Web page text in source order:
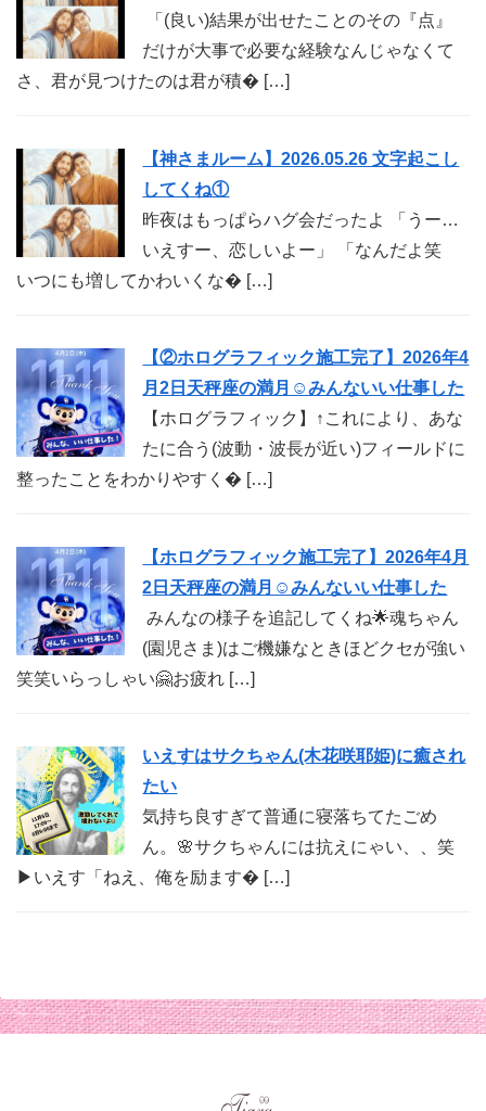
「(良い)結果が出せたことのその『点』
だけが大事で必要な経験なんじゃなくて
さ、君が見つけたのは君が積� […]
【神さまルーム】2026.05.26 文字起こし
してくね①
昨夜はもっぱらハグ会だったよ 「うー…
いえすー、恋しいよー」 「なんだよ笑
いつにも増してかわいくな� […]
【②ホログラフィック施工完了】2026年4
月2日天秤座の満月☺︎みんないい仕事した
【ホログラフィック】↑これにより、あな
たに合う(波動・波長が近い)フィールドに
整ったことをわかりやすく� […]
【ホログラフィック施工完了】2026年4月
2日天秤座の満月☺︎みんないい仕事した
みんなの様子を追記してくね🌟魂ちゃん
(園児さま)はご機嫌なときほどクセが強い
笑笑いらっしゃい🤗お疲れ […]
いえすはサクちゃん(木花咲耶姫)に癒され
たい
気持ち良すぎて普通に寝落ちてたごめ
ん。🌸サクちゃんには抗えにゃい、、笑
▶︎いえす「ねえ、俺を励ます� […]